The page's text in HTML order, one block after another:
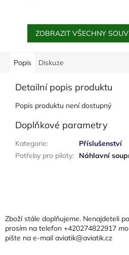
ZOBRAZIT VŠECHNY
Popis Diskuze
Detailní popis produktu
Popis produktu není dostupný
Doplňkové parametry
Kategorie:
Příslušenství
Potřeby pro piloty: Náhlavní
aZboží stále doplňujeme. Nenajdeteli
prosím na telefon +420274822917
pište na e-mail aviatik@aviatik.cz